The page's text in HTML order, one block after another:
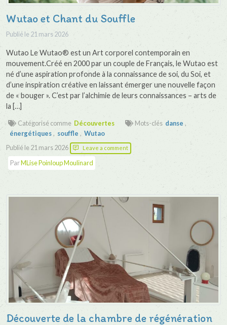
Wutao et Chant du Souffle
Publié le 21 mars 2026
Wutao Le Wutao® est un Art corporel contemporain en
mouvement.Créé en 2000 par un couple de Français, le Wutao est
né d’une aspiration profonde à la connaissance de soi, du Soi, et
d’une inspiration créative en laissant émerger une nouvelle façon
de « bouger ». C’est par l’alchimie de leurs connaissances – arts de
la […]
Catégorisé comme Découvertes Mots-clés danse ,
énergétiques, souffle , Wutao
Publié le 21 mars 2026 Leave a comment
ParMLise Poinloup Moulinard
Découverte de la chambre de régénération